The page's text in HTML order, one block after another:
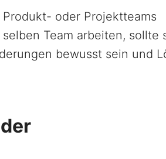
oder Projektteams
Team arbeiten, sollte
bewusst sein und